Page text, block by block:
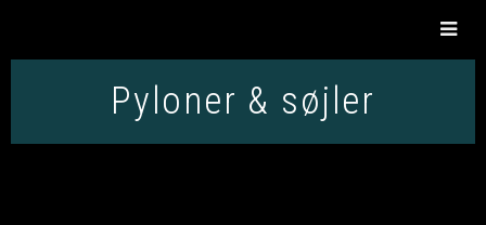
Pyloner & søjler